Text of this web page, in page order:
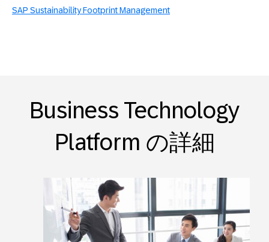
SAP Sustainability Footprint Management
Business Technology
Platform の詳細